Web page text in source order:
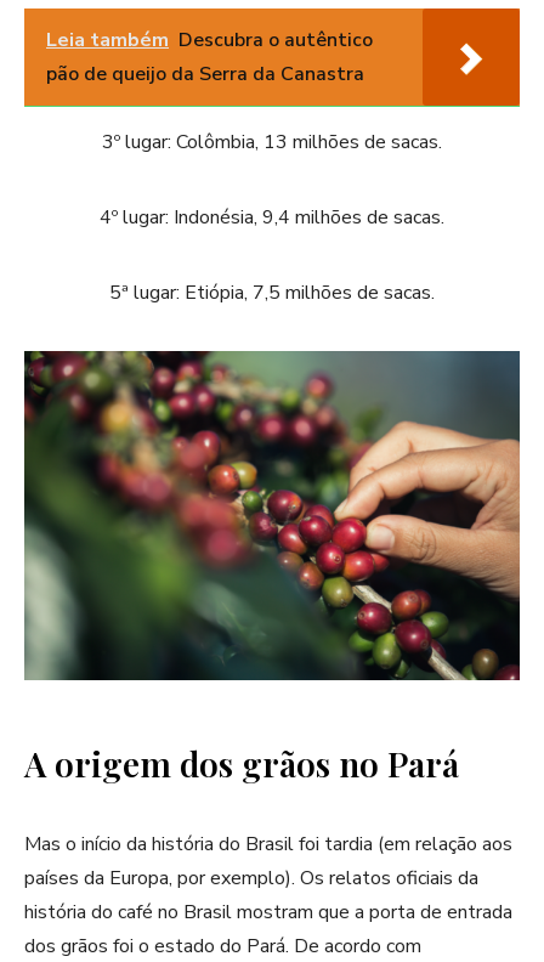
Leia também Descubra o autêntico
pão de queijo da Serra da Canastra
3º lugar: Colômbia, 13 milhões de sacas.
4º lugar: Indonésia, 9,4 milhões de sacas.
5ª lugar: Etiópia, 7,5 milhões de sacas.
A origem dos grãos no Pará
Mas o início da história do Brasil foi tardia (em relação aos
países da Europa, por exemplo). Os relatos oficiais da
história do café no Brasil mostram que a porta de entrada
dos grãos foi o estado do Pará. De acordo com